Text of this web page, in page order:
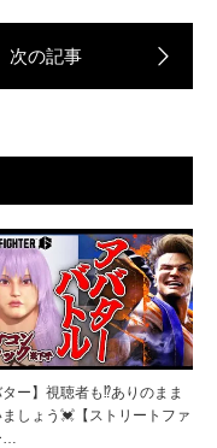
ター】視聴者も⁉ありのまま
しょう💓【ストリートファ